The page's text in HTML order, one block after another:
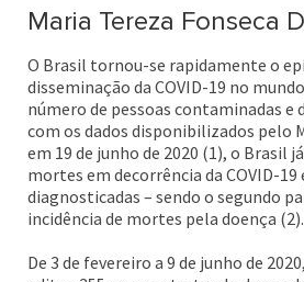
Maria Tereza Fonseca
O Brasil tornou-se rapidamente o
disseminação da COVID-19 no
número de pessoas contaminadas e
com os dados disponibilizados pelo
em 19 de junho de 2020 (1), o Brasil
mortes em decorrência da COVID-19
diagnosticadas – sendo o segundo
incidência de mortes pela doença (2).
De 3 de fevereiro a 9 de junho de